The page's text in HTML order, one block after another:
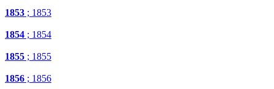
1853 ; 1853
1854 ; 1854
1855 ; 1855
1856 ; 1856